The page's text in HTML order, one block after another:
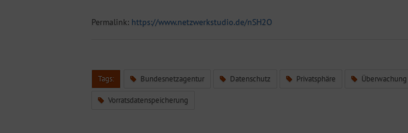
Permalink: https://www.netzwerkstudio.de/nSH2O
Tags: Bundesnetzagentur Datenschutz Privatsphäre Überwachung
Vorratsdatenspeicherung